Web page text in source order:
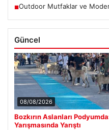
■Outdoor Mutfaklar ve
Güncel
08/08/2026
Bozkırın Aslanları
Yarışmasında Yarıştı